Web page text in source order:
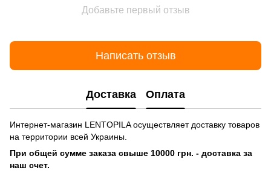
Добавьте первый отзыв
Написать отзыв
Доставка Оплата
Интернет-магазин LENTOPILA осуществляет доставку товаров
на территории всей Украины.
При общей сумме заказа свыше 10000 грн. - доставка за
наш счет.